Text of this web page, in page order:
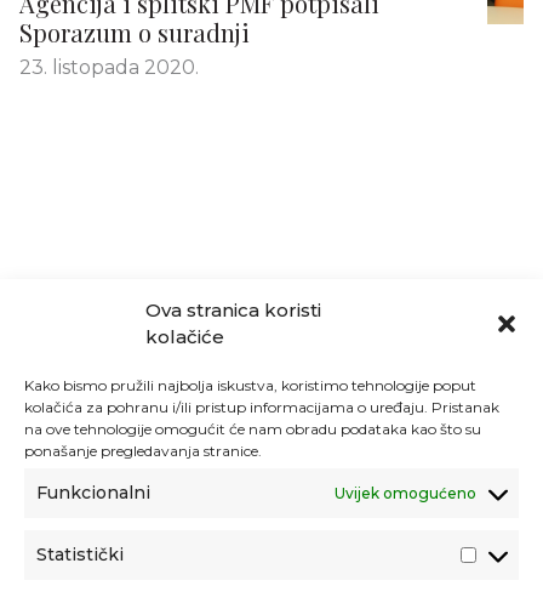
Ova stranica koristi
kolačiće
Kako bismo pružili najbolja iskustva, koristimo tehnologije poput
kolačića za pohranu i/ili pristup informacijama o uređaju. Pristanak
na ove tehnologije omogućit će nam obradu podataka kao što su
ponašanje pregledavanja stranice.
Funkcionalni Uvijek omogućeno
Statistički
Sporazum o suradnji
23. listopada 2020.